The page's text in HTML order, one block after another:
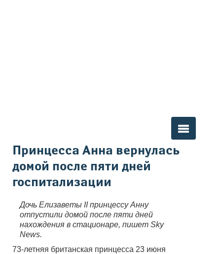
Вы здесь
Принцесса Анна вернулась
домой после пяти дней
госпитализации
Дочь Елизаветы II принцессу Анну
отпустили домой после пяти дней
нахождения в стационаре, пишет Sky
News.
73-летняя британская принцесса 23 июня